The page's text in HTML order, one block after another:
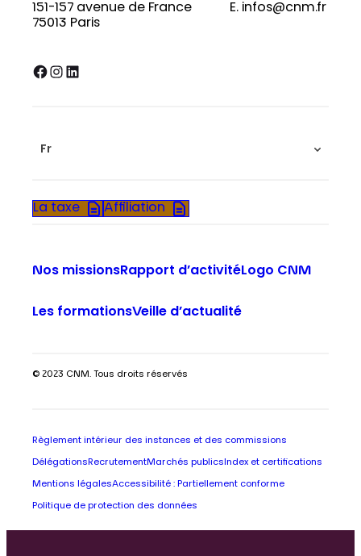
151-157 avenue de France
75013 Paris
E. infos@cnm.fr
Facebook InstagramLinkedIn
Fr
La taxe Affiliation
Nos missionsRapport d’activitéLogo CNM
Les formationsVeille d’actualité
© 2023 CNM. Tous droits réservés
Règlement intérieur des instances et des commissions
Délégations RecrutementMarchés publics Index et certifications
Mentions légalesAccessibilité : Partiellement conforme
Politique de protection des données